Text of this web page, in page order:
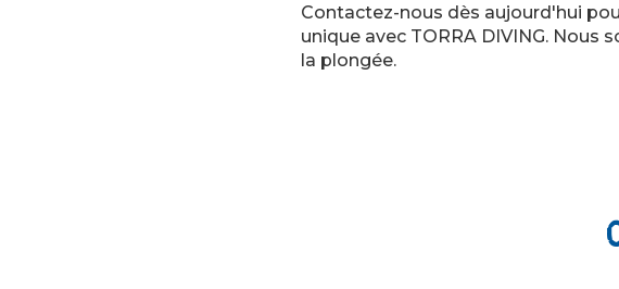
Contactez-nous dès aujourd'hui
unique avec TORRA DIVING.
la plongée.